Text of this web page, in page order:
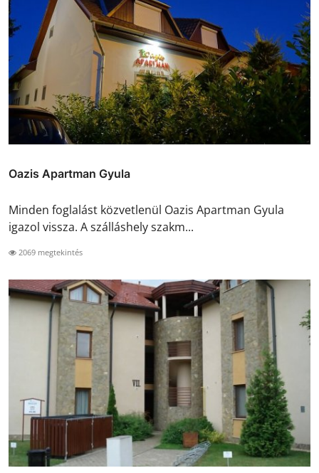
Oazis Apartman Gyula
Minden foglalást közvetlenül Oazis Apartman Gyula
igazol vissza. A szálláshely szakm...
2069 megtekintés